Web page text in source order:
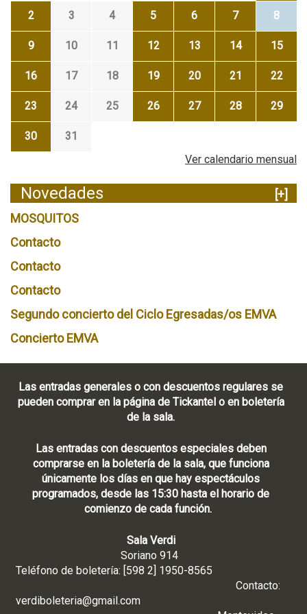
2 3 4 5 6 7 8
9 10 11 12 13 14 15
16 17 18 19 20 21 22
23 24 25 26 27 28 29
30
31
Ver calendario mensual
Novedades
[+]
MOSQUITOS
Contacto
Contacto
Contacto
Segundo concierto del Ciclo Egresadas/os EMVA
Concierto EMVA
Las entradas generales o con descuentos regulares se
pueden comprar en la página de Tickantel o en boletería
de la sala.
Las entradas con descuentos especiales deben
comprarse en la boletería de la sala, que funciona
únicamente los días en que hay espectáculos
programados, desde las 15:30 hasta el horario de
comienzo de cada función.
Sala Verdi
Soriano 914
Teléfono de boletería: [598 2] 1950-8565
Contacto:
verdiboleteria@gmail.com